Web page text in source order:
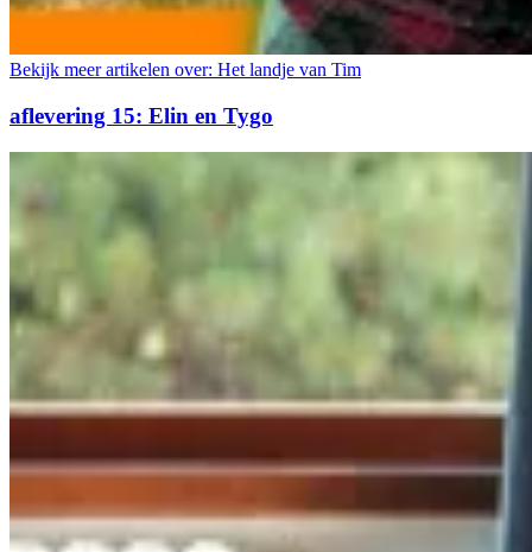
Bekijk meer artikelen over: Het landje van Tim
aflevering 15: Elin en Tygo